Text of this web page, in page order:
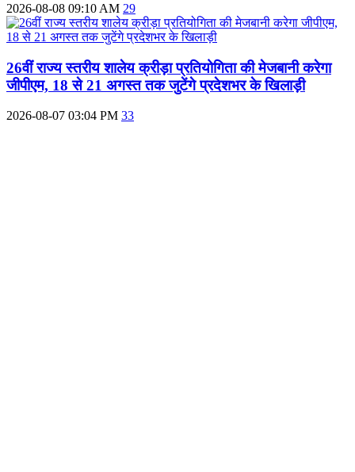
2026-08-08 09:10 AM 29
26वीं राज्य स्तरीय शालेय क्रीड़ा प्रतियोगिता की मेजबानी करेगा
जीपीएम, 18 से 21 अगस्त तक जुटेंगे प्रदेशभर के खिलाड़ी
2026-08-07 03:04 PM 33